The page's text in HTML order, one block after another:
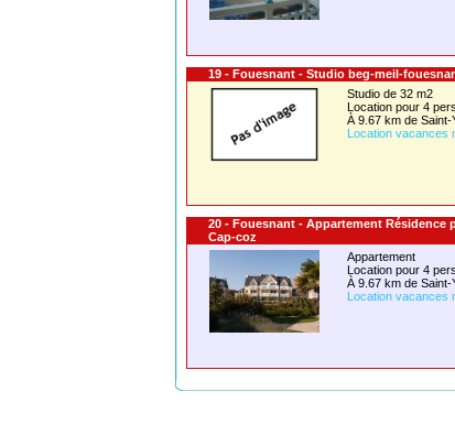
19 - Fouesnant - Studio beg-meil-
Studio de 32 m2
Location pour 4
À 9.67 km de Saint-
Location vacances
20 - Fouesnant - Appartement Résidence
Cap-coz
Appartement
Location pour 4
À 9.67 km de Saint-
Location vacances